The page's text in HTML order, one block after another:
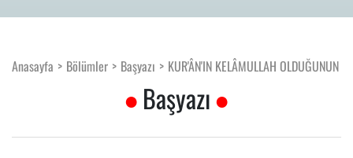
Anasayfa Bölümler Başyazı KUR'ÂN'IN KELÂMULLAH OLDUĞUNUN
Başyazı